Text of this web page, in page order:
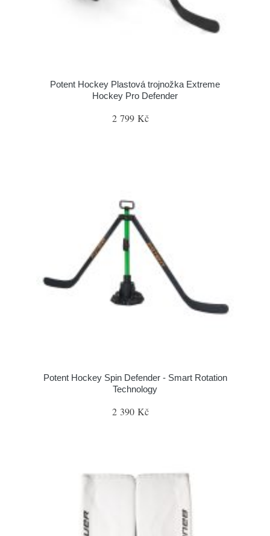
Potent Hockey Plastová trojnožka Extreme
Hockey Pro Defender
2 799 Kč
Potent Hockey Spin Defender - Smart Rotation
Technology
2 390 Kč